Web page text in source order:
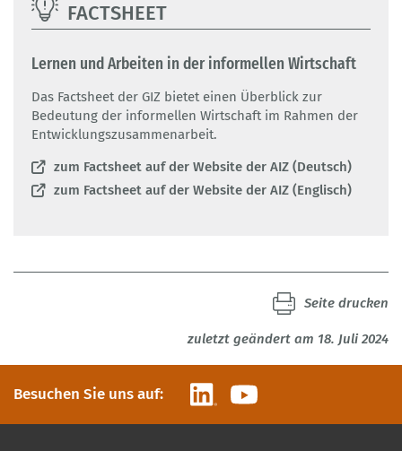
FACTSHEET
Lernen und Arbeiten in der informellen Wirtschaft
Das Factsheet der GIZ bietet einen Überblick zur
Bedeutung der informellen Wirtschaft im Rahmen der
Entwicklungszusammenarbeit.
zum Factsheet auf der Website der AIZ (Deutsch)
zum Factsheet auf der Website der AIZ (Englisch)
zuletzt geändert am 18. Juli 2024
Seite drucken
Besuchen Sie uns auf: LinkedInYouTube